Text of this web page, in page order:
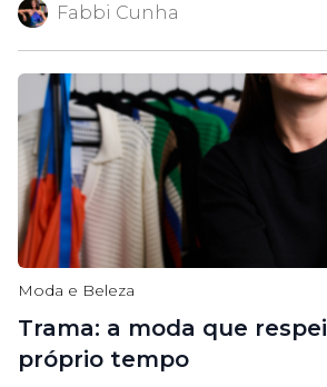
Fabbi Cunha
Moda e Beleza
Trama: a moda que
próprio tempo